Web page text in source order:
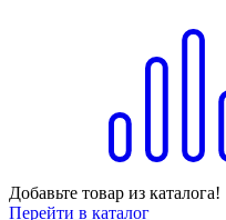
Добавьте товар из каталога!
Перейти в каталог